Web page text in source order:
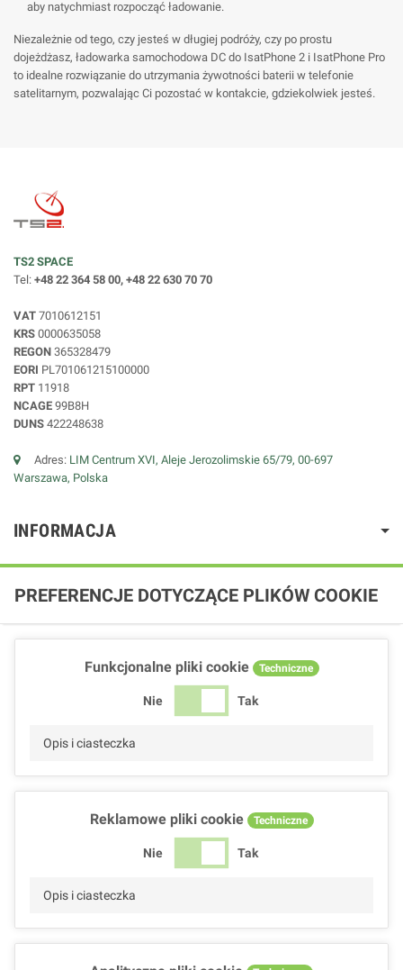
aby natychmiast rozpocząć ładowanie.
Niezależnie od tego, czy jesteś w długiej podróży, czy po prostu
dojeżdżasz, ładowarka samochodowa DC do IsatPhone 2 i IsatPhone Pro
to idealne rozwiązanie do utrzymania żywotności baterii w telefonie
satelitarnym, pozwalając Ci pozostać w kontakcie, gdziekolwiek jesteś.
TS2 SPACE
Tel: +48 22 364 58 00, +48 22 630 70 70
VAT 7010612151
KRS 0000635058
REGON 365328479
EORI PL701061215100000
RPT 11918
NCAGE 99B8H
DUNS 422248638
Adres: LIM Centrum XVI, Aleje Jerozolimskie 65/79, 00-697
Warszawa, Polska
INFORMACJA
PREFERENCJE DOTYCZĄCE PLIKÓW COOKIE
Funkcjonalne pliki cookie Techniczne
Nie Tak
Opis i ciasteczka
Reklamowe pliki cookie Techniczne
Nie Tak
Opis i ciasteczka